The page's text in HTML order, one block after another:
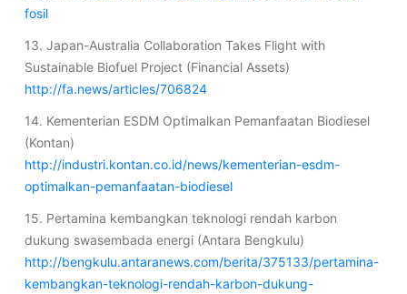
fosil
13. Japan-Australia Collaboration Takes Flight with
Sustainable Biofuel Project (Financial Assets)
http://fa.news/articles/706824
14. Kementerian ESDM Optimalkan Pemanfaatan Biodiesel
(Kontan)
http://industri.kontan.co.id/news/kementerian-esdm-
optimalkan-pemanfaatan-biodiesel
15. Pertamina kembangkan teknologi rendah karbon
dukung swasembada energi (Antara Bengkulu)
http://bengkulu.antaranews.com/berita/375133/pertamina-
kembangkan-teknologi-rendah-karbon-dukung-